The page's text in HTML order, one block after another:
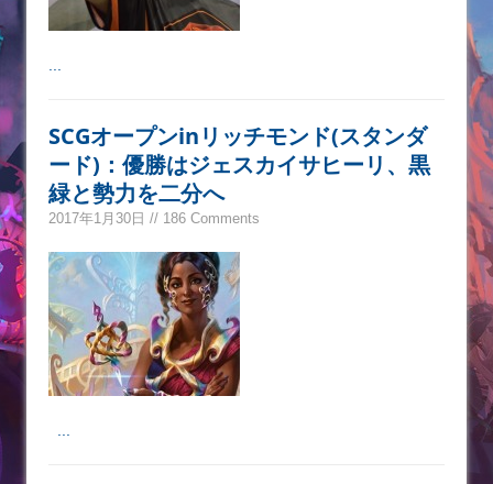
SCGオープンinリッチモンド(スタンダ
ード)：優勝はジェスカイサヒーリ、黒
緑と勢力を二分へ
2017年1月30日 // 186 Comments